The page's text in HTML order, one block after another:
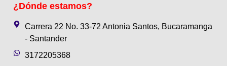
¿Dónde estamos?
Carrera 22 No. 33-72 Antonia Santos, Bucaramanga
- Santander
3172205368